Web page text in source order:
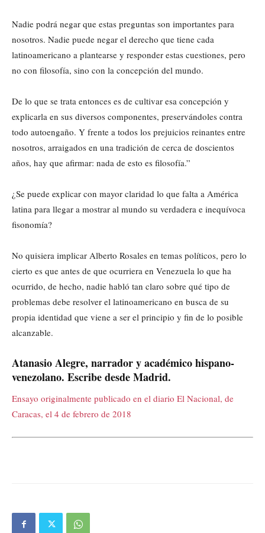
Nadie podrá negar que estas preguntas son importantes para
nosotros. Nadie puede negar el derecho que tiene cada
latinoamericano a plantearse y responder estas cuestiones, pero
no con filosofía, sino con la concepción del mundo.
De lo que se trata entonces es de cultivar esa concepción y
explicarla en sus diversos componentes, preservándoles contra
todo autoengaño. Y frente a todos los prejuicios reinantes entre
nosotros, arraigados en una tradición de cerca de doscientos
años, hay que afirmar: nada de esto es filosofía.”
¿Se puede explicar con mayor claridad lo que falta a América
latina para llegar a mostrar al mundo su verdadera e inequívoca
fisonomía?
No quisiera implicar Alberto Rosales en temas políticos, pero lo
cierto es que antes de que ocurriera en Venezuela lo que ha
ocurrido, de hecho, nadie habló tan claro sobre qué tipo de
problemas debe resolver el latinoamericano en busca de su
propia identidad que viene a ser el principio y fin de lo posible
alcanzable.
Atanasio Alegre, narrador y académico hispano-
venezolano. Escribe desde Madrid.
Ensayo originalmente publicado en el diario El Nacional, de
Caracas, el 4 de febrero de 2018